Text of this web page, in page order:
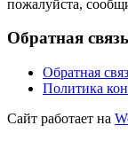
пожалуйста,
Обратная связь
Обратная
Политика
Сайт работает на